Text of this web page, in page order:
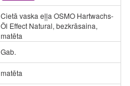
Cietā vaska eļļa OSMO Hartwachs-
Öl Effect Natural, bezkrāsaina,
matēta
Gab.
matēta